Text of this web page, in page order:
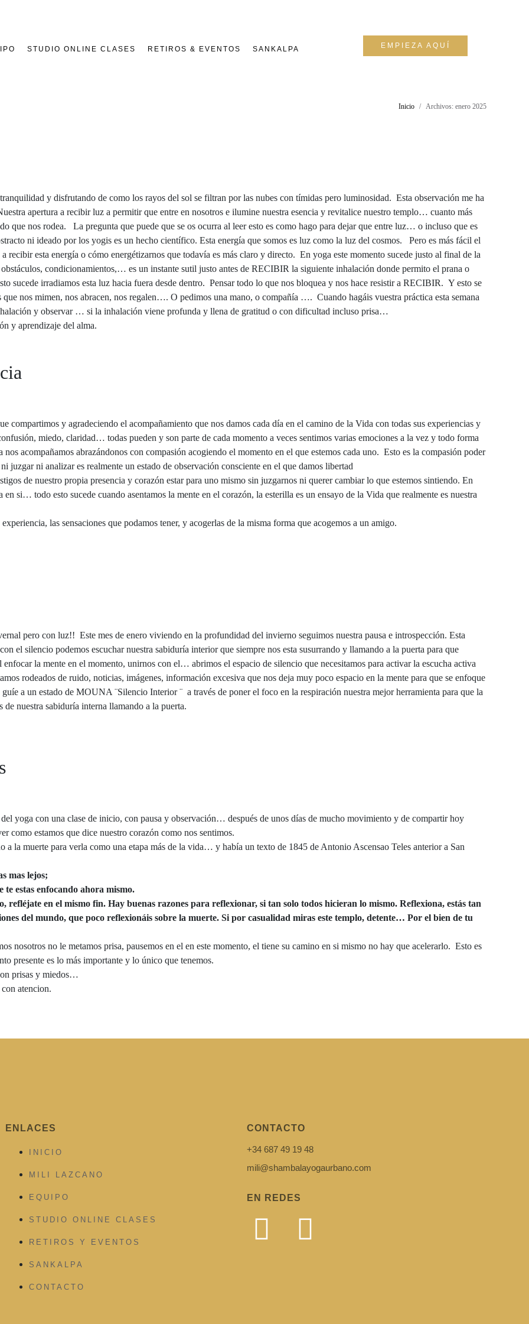
STUDIO ONLINE CLASES RETIROS & EVENTOS SANKALPA EMPIEZA AQUÍ
Inicio Archivos: enero 2025
y disfrutando de como los rayos del sol se filtran por las nubes con tímidas pero luminosidad. Esta observación me ha
apertura a recibir luz a permitir que entre en nosotros e ilumine nuestra esencia y revitalice nuestro templo… cuanto más
que nos rodea. La pregunta que puede que se os ocurra al leer esto es como hago para dejar que entre luz… o incluso que es
ni ideado por los yogis es un hecho científico. Esta energía que somos es luz como la luz del cosmos. Pero es más fácil el
recibir esta energía o cómo energétizarnos que todavía es más claro y directo. En yoga este momento sucede justo al final de la
condicionamientos,… es un instante sutil justo antes de RECIBIR la siguiente inhalación donde permito el prana o
sucede irradiamos esta luz hacia fuera desde dentro. Pensar todo lo que nos bloquea y nos hace resistir a RECIBIR. Y esto se
nos mimen, nos abracen, nos regalen…. O pedimos una mano, o compañía …. Cuando hagáis vuestra práctica esta semana
y observar … si la inhalación viene profunda y llena de gratitud o con dificultad incluso prisa…
y aprendizaje del alma.
compartimos y agradeciendo el acompañamiento que nos damos cada día en el camino de la Vida con todas sus experiencias y
miedo, claridad… todas pueden y son parte de cada momento a veces sentimos varias emociones a la vez y todo forma
acompañamos abrazándonos con compasión acogiendo el momento en el que estemos cada uno. Esto es la compasión poder
juzgar ni analizar es realmente un estado de observación consciente en el que damos libertad
de nuestro propia presencia y corazón estar para uno mismo sin juzgarnos ni querer cambiar lo que estemos sintiendo. En
si… todo esto sucede cuando asentamos la mente en el corazón, la esterilla es un ensayo de la Vida que realmente es nuestra
las sensaciones que podamos tener, y acogerlas de la misma forma que acogemos a un amigo.
pero con luz!! Este mes de enero viviendo en la profundidad del invierno seguimos nuestra pausa e introspección. Esta
el silencio podemos escuchar nuestra sabiduría interior que siempre nos esta susurrando y llamando a la puerta para que
la mente en el momento, unirnos con el… abrimos el espacio de silencio que necesitamos para activar la escucha activa
rodeados de ruido, noticias, imágenes, información excesiva que nos deja muy poco espacio en la mente para que se enfoque
a un estado de MOUNA ¨Silencio Interior ¨ a través de poner el foco en la respiración nuestra mejor herramienta para que la
de nuestra sabiduría interna llamando a la puerta.
yoga con una clase de inicio, con pausa y observación… después de unos días de mucho movimiento y de compartir hoy
como estamos que dice nuestro corazón como nos sentimos.
la muerte para verla como una etapa más de la vida… y había un texto de 1845 de Antonio Ascensao Teles anterior a San
mas lejos;
estas enfocando ahora mismo.
refléjate en el mismo fin. Hay buenas razones para reflexionar, si tan solo todos hicieran lo mismo. Reflexiona, estás tan
del mundo, que poco reflexionáis sobre la muerte. Si por casualidad miras este templo, detente… Por el bien de tu
nosotros no le metamos prisa, pausemos en el en este momento, el tiene su camino en si mismo no hay que acelerarlo. Esto es
presente es lo más importante y lo único que tenemos.
prisas y miedos…
atencion.
ENLACES
INICIO
MILI LAZCANO
EQUIPO
STUDIO ONLINE CLASES
RETIROS Y EVENTOS
SANKALPA
CONTACTO
CONTACTO
+34 687 49 19 48
mili@shambalayogaurbano.com
EN REDES